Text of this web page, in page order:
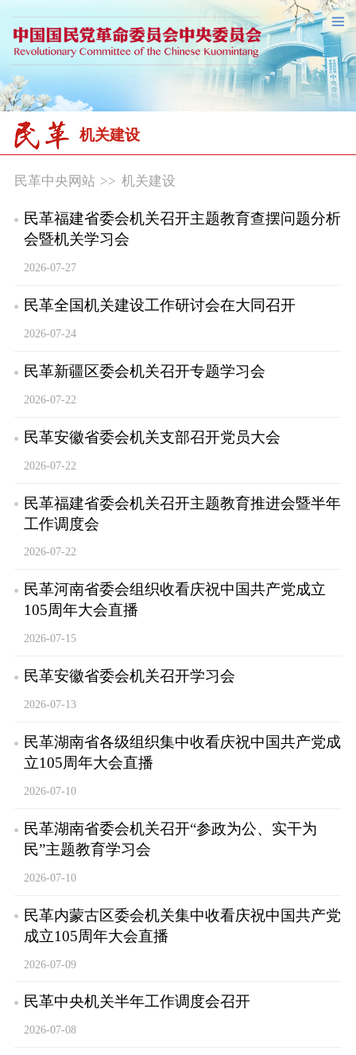
机关建设
民革中央网站 >> 机关建设
民革福建省委会机关召开主题教育查摆问题分析
会暨机关学习会
2026-07-27
民革全国机关建设工作研讨会在大同召开
2026-07-24
民革新疆区委会机关召开专题学习会
2026-07-22
民革安徽省委会机关支部召开党员大会
2026-07-22
民革福建省委会机关召开主题教育推进会暨半年
工作调度会
2026-07-22
民革河南省委会组织收看庆祝中国共产党成立
105周年大会直播
2026-07-15
民革安徽省委会机关召开学习会
2026-07-13
民革湖南省各级组织集中收看庆祝中国共产党成
立105周年大会直播
2026-07-10
民革湖南省委会机关召开“参政为公、实干为
民”主题教育学习会
2026-07-10
民革内蒙古区委会机关集中收看庆祝中国共产党
成立105周年大会直播
2026-07-09
民革中央机关半年工作调度会召开
2026-07-08